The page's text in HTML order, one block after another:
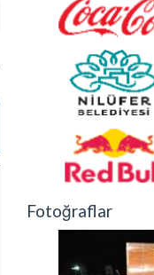
Fotoğraflar